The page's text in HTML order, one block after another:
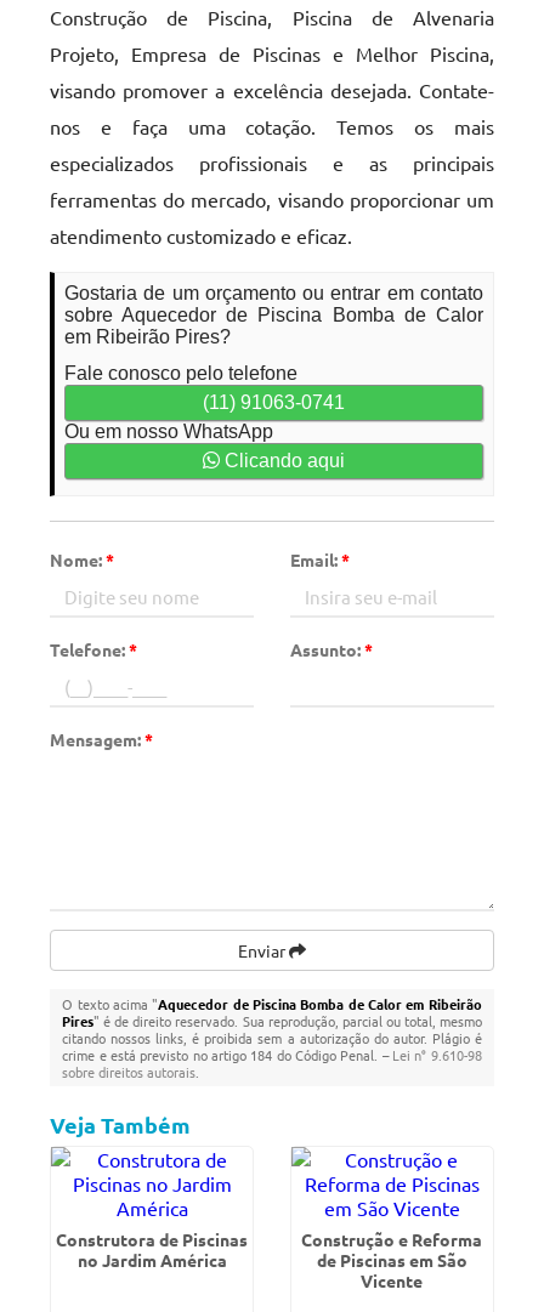
Construção de Piscina, Piscina de Alvenaria
Projeto, Empresa de Piscinas e Melhor Piscina,
visando promover a excelência desejada. Contate-
nos e faça uma cotação. Temos os mais
especializados profissionais e as principais
ferramentas do mercado, visando proporcionar um
atendimento customizado e eficaz.
Gostaria de um orçamento ou entrar em contato
sobre Aquecedor de Piscina Bomba de Calor
em Ribeirão Pires?
Fale conosco pelo telefone
(11) 91063-0741
Ou em nosso WhatsApp
Clicando aqui
Nome:* Email:*
Telefone:* Assunto:*
Mensagem:*
Enviar
O texto acima "Aquecedor de Piscina Bomba de Calor em Ribeirão
Pires" é de direito reservado. Sua reprodução, parcial ou total, mesmo
citando nossos links, é proibida sem a autorização do autor. Plágio é
crime e está previsto no artigo 184 do Código Penal. –Lei n° 9.610-98
sobre direitos autorais
Veja Também
Construtora de Piscinas
no Jardim América
Construção e Reforma
de Piscinas em São
Vicente